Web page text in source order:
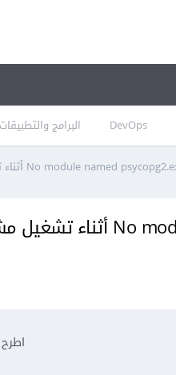
DevOps البرامج والتطبيقات